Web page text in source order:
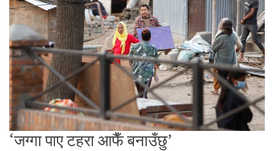
t
a
l
f
r
o
m
N
e
p
a
‘जग्गा पाए टहरा आफैँ बनाउँछु’